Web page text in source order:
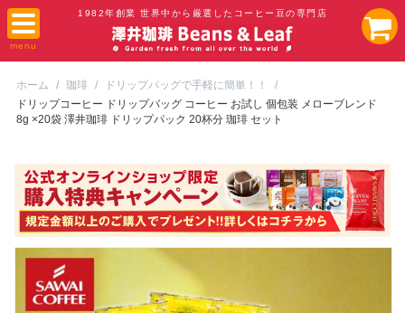
1982年創業 世界中から厳選したコーヒー豆の専門店
ホーム / 珈琲 / ドリップバッグで手軽に簡単！！
/
ドリップコーヒー ドリップバッグ コーヒー お試し 個包装 メローブレンド
8g ×20袋 澤井珈琲 ドリップパック 20杯分 珈琲 セット